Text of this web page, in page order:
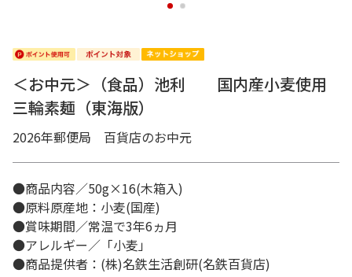
1 2
＜お中元＞（食品）池利 国内産小麦使用
三輪素麺（東海版）
2026年郵便局 百貨店のお中元
●商品内容／50g×16(木箱入)
●原料原産地：小麦(国産)
●賞味期間／常温で3年6ヵ月
●アレルギー／「小麦」
●商品提供者：(株)名鉄生活創研(名鉄百貨店)